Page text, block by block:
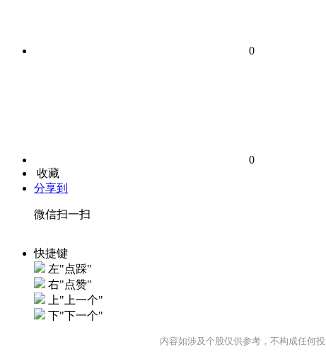
0
0
收藏
分享到
微信扫一扫
快捷键
左"点踩"
右"点赞"
上"上一个"
下"下一个"
内容如涉及个股仅供参考，不构成任何